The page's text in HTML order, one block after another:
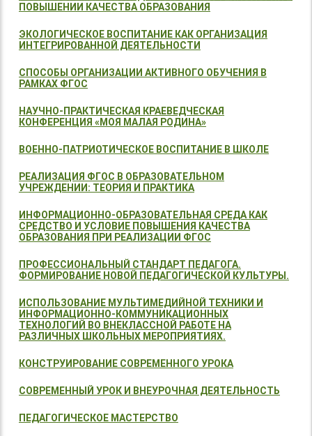
ПОВЫШЕНИИ КАЧЕСТВА ОБРАЗОВАНИЯ
ЭКОЛОГИЧЕСКОЕ ВОСПИТАНИЕ КАК ОРГАНИЗАЦИЯ
ИНТЕГРИРОВАННОЙ ДЕЯТЕЛЬНОСТИ
СПОСОБЫ ОРГАНИЗАЦИИ АКТИВНОГО ОБУЧЕНИЯ В
РАМКАХ ФГОС
НАУЧНО-ПРАКТИЧЕСКАЯ КРАЕВЕДЧЕСКАЯ
КОНФЕРЕНЦИЯ «МОЯ МАЛАЯ РОДИНА»
ВОЕННО-ПАТРИОТИЧЕСКОЕ ВОСПИТАНИЕ В ШКОЛЕ
РЕАЛИЗАЦИЯ ФГОС В ОБРАЗОВАТЕЛЬНОМ
УЧРЕЖДЕНИИ: ТЕОРИЯ И ПРАКТИКА
ИНФОРМАЦИОННО-ОБРАЗОВАТЕЛЬНАЯ СРЕДА КАК
СРЕДСТВО И УСЛОВИЕ ПОВЫШЕНИЯ КАЧЕСТВА
ОБРАЗОВАНИЯ ПРИ РЕАЛИЗАЦИИ ФГОС
ПРОФЕССИОНАЛЬНЫЙ СТАНДАРТ ПЕДАГОГА.
ФОРМИРОВАНИЕ НОВОЙ ПЕДАГОГИЧЕСКОЙ КУЛЬТУРЫ.
ИСПОЛЬЗОВАНИЕ МУЛЬТИМЕДИЙНОЙ ТЕХНИКИ И
ИНФОРМАЦИОННО-КОММУНИКАЦИОННЫХ
ТЕХНОЛОГИЙ ВО ВНЕКЛАССНОЙ РАБОТЕ НА
РАЗЛИЧНЫХ ШКОЛЬНЫХ МЕРОПРИЯТИЯХ.
КОНСТРУИРОВАНИЕ СОВРЕМЕННОГО УРОКА
СОВРЕМЕННЫЙ УРОК И ВНЕУРОЧНАЯ ДЕЯТЕЛЬНОСТЬ
ПЕДАГОГИЧЕСКОЕ МАСТЕРСТВО